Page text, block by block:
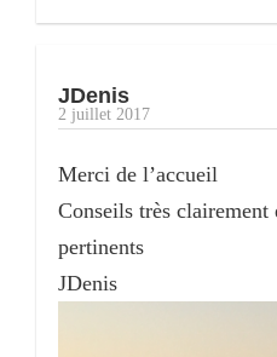
JDenis
2 juillet 2017
Merci de l’accueil
Conseils très clairement
pertinents
JDenis